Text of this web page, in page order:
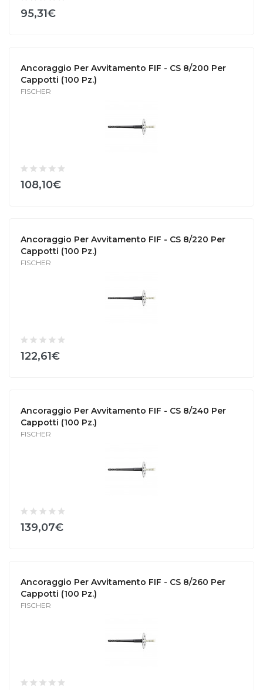
95,31€
Ancoraggio Per Avvitamento FIF - CS 8/200 Per
Cappotti (100 Pz.)
FISCHER
108,10€
Ancoraggio Per Avvitamento FIF - CS 8/220 Per
Cappotti (100 Pz.)
FISCHER
122,61€
Ancoraggio Per Avvitamento FIF - CS 8/240 Per
Cappotti (100 Pz.)
FISCHER
139,07€
Ancoraggio Per Avvitamento FIF - CS 8/260 Per
Cappotti (100 Pz.)
FISCHER